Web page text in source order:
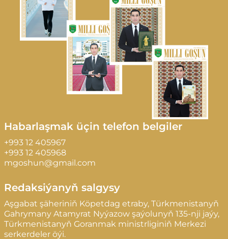
Habarlaşmak üçin telefon belgiler
+993 12 405967
+993 12 405968
mgoshun@gmail.com
Redaksiýanyň salgysy
Aşgabat şäheriniň Köpetdag etraby, Türkmenistanyň
Gahrymany Atamyrat Nyýazow şaýolunyň 135-nji jaýy,
Türkmenistanyň Goranmak ministrliginiň Merkezi
serkerdeler öýi.